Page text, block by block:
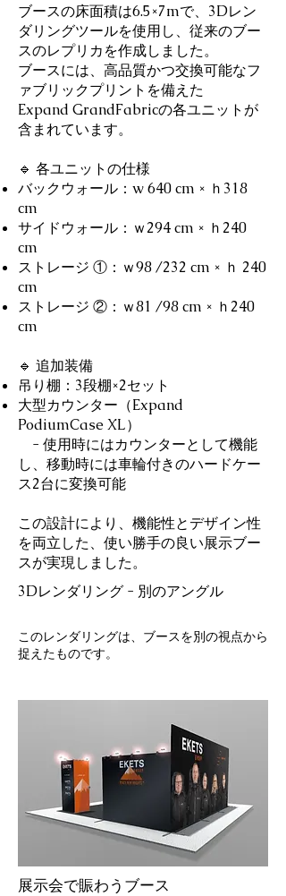
ブースの床面積は6.5×7mで、3Dレン
ダリングツールを使用し、従来のブー
スのレプリカを作成しました。
ブースには、高品質かつ交換可能なフ
ァブリックプリントを備えた
Expand GrandFabricの各ユニットが
含まれています。
🔹 各ユニットの仕様
バックウォール：w 640 cm × ｈ318
cm
サイドウォール：ｗ294 cm × ｈ240
cm
ストレージ ①：ｗ98 /232 cm × ｈ 240
cm
ストレージ ②：ｗ81 /98 cm × ｈ240
cm
🔹 追加装備
吊り棚：3段棚×2セット
大型カウンター（Expand
PodiumCase XL）
- 使用時にはカウンターとして機能
し、移動時には車輪付きのハードケー
ス2台に変換可能
この設計により、機能性とデザイン性
を両立した、使い勝手の良い展示ブー
スが実現しました。
3Dレンダリング - 別のアングル
このレンダリングは、ブースを別の視点から
捉えたものです。
展示会で賑わうブース